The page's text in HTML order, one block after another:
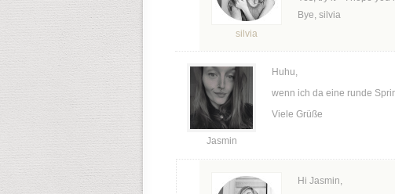
silvia
Bye, silvia
Jasmin
Huhu,
wenn ich da eine runde
Viele Grüße
Hi Jasmin,